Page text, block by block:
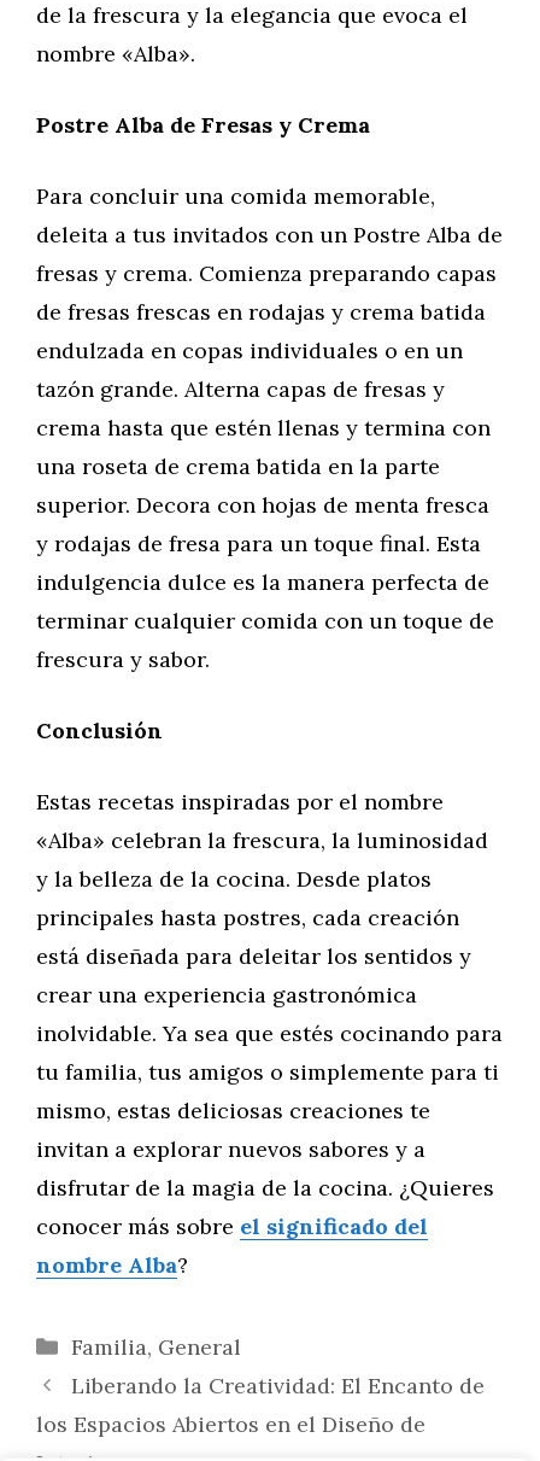
de la frescura y la elegancia que evoca el
nombre «Alba».
Postre Alba de Fresas y Crema
Para concluir una comida memorable,
deleita a tus invitados con un Postre Alba de
fresas y crema. Comienza preparando capas
de fresas frescas en rodajas y crema batida
endulzada en copas individuales o en un
tazón grande. Alterna capas de fresas y
crema hasta que estén llenas y termina con
una roseta de crema batida en la parte
superior. Decora con hojas de menta fresca
y rodajas de fresa para un toque final. Esta
indulgencia dulce es la manera perfecta de
terminar cualquier comida con un toque de
frescura y sabor.
Conclusión
Estas recetas inspiradas por el nombre
«Alba» celebran la frescura, la luminosidad
y la belleza de la cocina. Desde platos
principales hasta postres, cada creación
está diseñada para deleitar los sentidos y
crear una experiencia gastronómica
inolvidable. Ya sea que estés cocinando para
tu familia, tus amigos o simplemente para ti
mismo, estas deliciosas creaciones te
invitan a explorar nuevos sabores y a
disfrutar de la magia de la cocina. ¿Quieres
conocer más sobre el significado del
nombre Alba?
Categorías
Familia, General
Liberando la Creatividad: El Encanto de
los Espacios Abiertos en el Diseño de